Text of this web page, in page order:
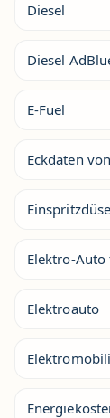
Diesel
Diesel
E-Fuel
Eckdaten
Elektro-Auto
Elektroauto